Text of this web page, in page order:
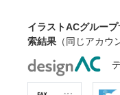
イラストACグルー
索結果 （同じアカウ